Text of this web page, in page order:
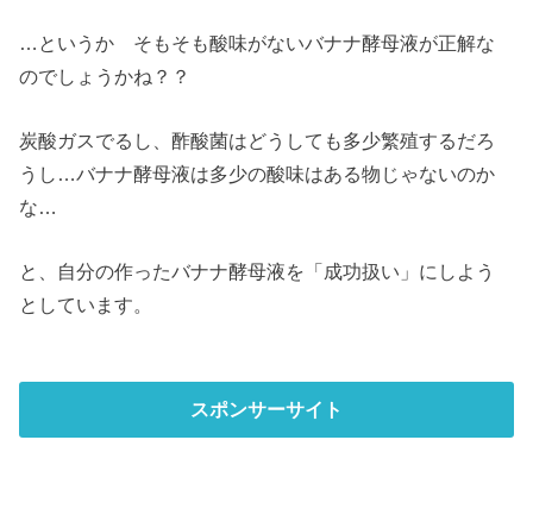
…というか そもそも酸味がないバナナ酵母液が正解な
のでしょうかね？？
炭酸ガスでるし、酢酸菌はどうしても多少繁殖するだろ
うし…バナナ酵母液は多少の酸味はある物じゃないのか
な…
と、自分の作ったバナナ酵母液を「成功扱い」にしよう
としています。
スポンサーサイト